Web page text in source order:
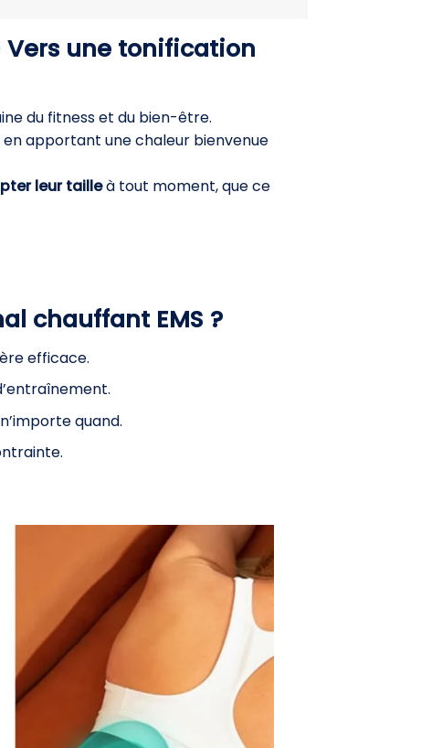
une tonification
du fitness et du bien-être.
apportant une chaleur bienvenue
leur tailleà tout moment, que ce
chauffant EMS ?
efficace.
quand.